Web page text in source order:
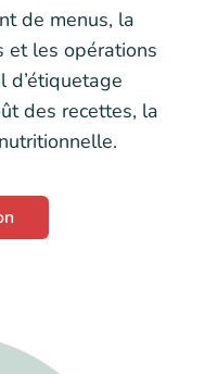
de menus, la
et les opérations
d’étiquetage
des recettes, la